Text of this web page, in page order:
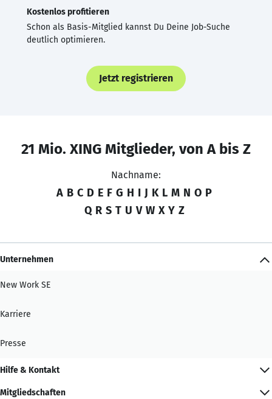
Kostenlos profitieren
Schon als Basis-Mitglied kannst Du Deine Job-Suche
deutlich optimieren.
Jetzt registrieren
21 Mio. XING Mitglieder, von A bis Z
Nachname:
A B C D E F G H I J K L M N O P
Q R S T U V W X Y Z
Unternehmen
New Work SE
Karriere
Presse
Hilfe & Kontakt
Mitgliedschaften